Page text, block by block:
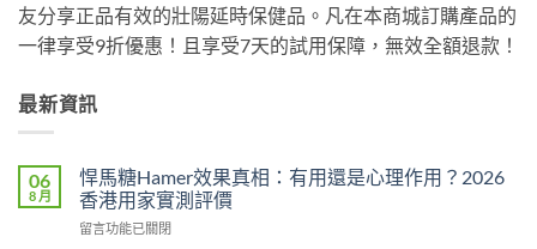
友分享正品有效的壯陽延時保健品。凡在本商城訂購產品的
一律享受9折優惠！且享受7天的試用保障，無效全額退款！
最新資訊
06
8 月
悍馬糖Hamer效果真相：有用還是心理作用？2026
香港用家實測評價
在
留言功能已關閉